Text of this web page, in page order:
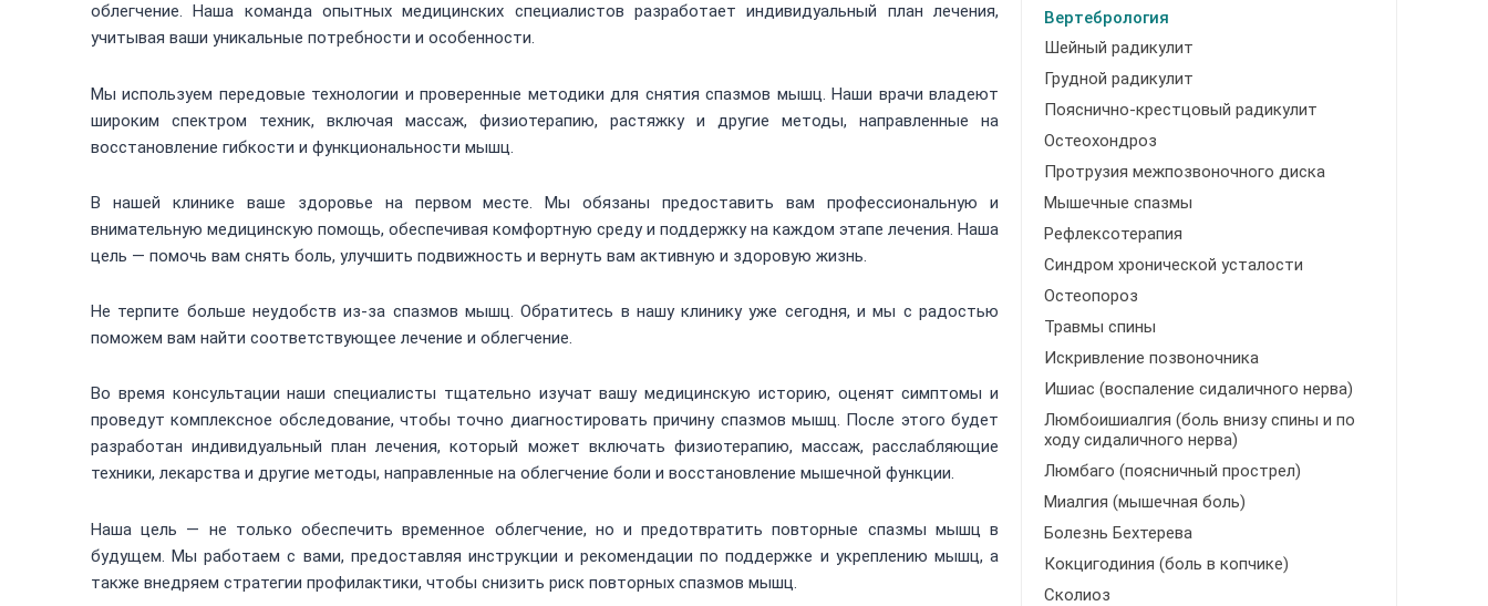
облегчение. Наша команда опытных медицинских специалистов разработает индивидуальный план лечения,
учитывая ваши уникальные потребности и особенности.
Мы используем передовые технологии и проверенные методики для снятия спазмов мышц. Наши врачи владеют
широким спектром техник, включая массаж, физиотерапию, растяжку и другие методы, направленные на
восстановление гибкости и функциональности мышц.
В нашей клинике ваше здоровье на первом месте. Мы обязаны предоставить вам профессиональную и
внимательную медицинскую помощь, обеспечивая комфортную среду и поддержку на каждом этапе лечения. Наша
цель — помочь вам снять боль, улучшить подвижность и вернуть вам активную и здоровую жизнь.
Не терпите больше неудобств из-за спазмов мышц. Обратитесь в нашу клинику уже сегодня, и мы с радостью
поможем вам найти соответствующее лечение и облегчение.
Во время консультации наши специалисты тщательно изучат вашу медицинскую историю, оценят симптомы и
проведут комплексное обследование, чтобы точно диагностировать причину спазмов мышц. После этого будет
разработан индивидуальный план лечения, который может включать физиотерапию, массаж, расслабляющие
техники, лекарства и другие методы, направленные на облегчение боли и восстановление мышечной функции.
Наша цель — не только обеспечить временное облегчение, но и предотвратить повторные спазмы мышц в
будущем. Мы работаем с вами, предоставляя инструкции и рекомендации по поддержке и укреплению мышц, а
также внедряем стратегии профилактики, чтобы снизить риск повторных спазмов мышц.
Вертебрология
Шейный радикулит
Грудной радикулит
Пояснично-крестцовый радикулит
Остеохондроз
Протрузия межпозвоночного диска
Мышечные спазмы
Рефлексотерапия
Синдром хронической усталости
Остеопороз
Травмы спины
Искривление позвоночника
Ишиас (воспаление сидаличного нерва)
Люмбоишиалгия (боль внизу спины и по
ходу сидаличного нерва)
Люмбаго (поясничный прострел)
Миалгия (мышечная боль)
Болезнь Бехтерева
Кокцигодиния (боль в копчике)
Сколиоз